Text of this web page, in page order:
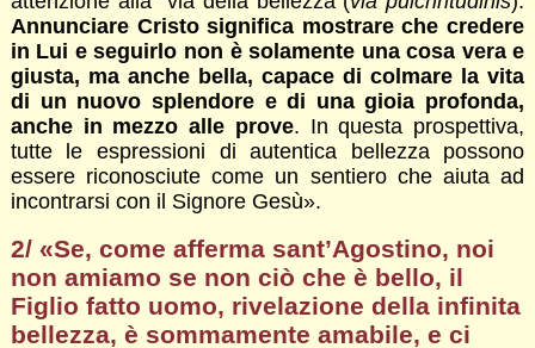
Annunciare Cristo significa mostrare che credere
in Lui e seguirlo non è solamente una cosa vera e
giusta, ma anche bella, capace di colmare la vita
di un nuovo splendore e di una gioia profonda,
anche in mezzo alle prove. In questa prospettiva,
tutte le espressioni di autentica bellezza possono
essere riconosciute come un sentiero che aiuta ad
incontrarsi con il Signore Gesù».
2/ «Se, come afferma sant’Agostino, noi
non amiamo se non ciò che è bello, il
Figlio fatto uomo, rivelazione della infinita
bellezza, è sommamente amabile, e ci